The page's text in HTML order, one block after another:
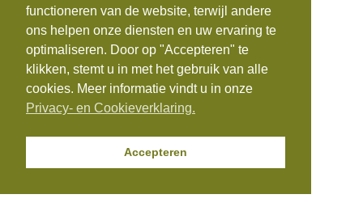
functioneren van de website, terwijl andere
ons helpen onze diensten en uw ervaring te
optimaliseren. Door op "Accepteren" te
klikken, stemt u in met het gebruik van alle
cookies. Meer informatie vindt u in onze
Privacy- en Cookieverklaring.
Accepteren